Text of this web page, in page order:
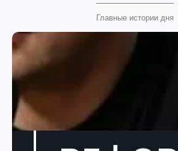
Главные истории дня